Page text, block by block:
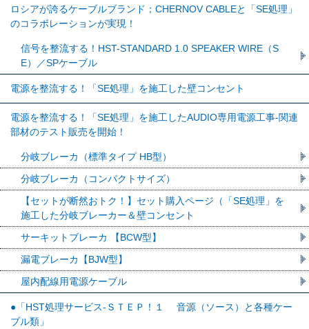
ロシアが誇るケーブルブランド；CHERNOV CABLEと「SE処理」
のコラボレーションが実現！
信号を整流する！HST-STANDARD 1.0 SPEAKER WIRE（S
E）／SPケーブル
電源を整流する！「SE処理」を施工した壁コンセント
電源を整流する！「SE処理」を施工したAUDIO専用電源工事-関連
部材のテスト販売を開始！
分岐ブレーカ（標準タイプ HB型）
分岐ブレーカ（コンパクトサイズ）
【セットが断然おトク！】セット購入ページ（「SE処理」を
施工した分岐ブレーカー＆壁コンセント
サーキットブレーカ 【BCW型】
漏電ブレーカ【BJW型】
屋内配線用電源ケーブル
●「HST処理サービス-ＳＴＥＰ！１ 音源（ソース）と各種ケー
ブル類」